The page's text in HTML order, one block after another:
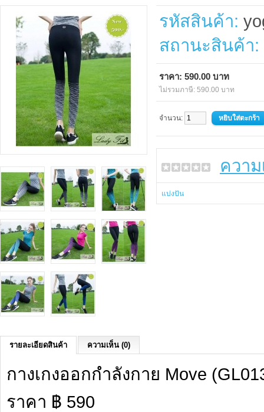
รหัสสินค้า:
สถานะสินค้า:
ราคา: 590.00 บาท
ไม่รวมภาษี: 590.00 บาท
จำนวน:
ควา
แบ่งปัน
รายละเอียดสินค้า ความเห็น (0)
กางเกงออกกำลังกาย Move
ราคา ฿ 590